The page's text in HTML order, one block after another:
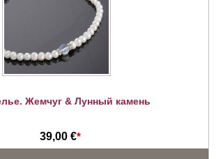
Жемчуг & Лунный камень
39,00 €*